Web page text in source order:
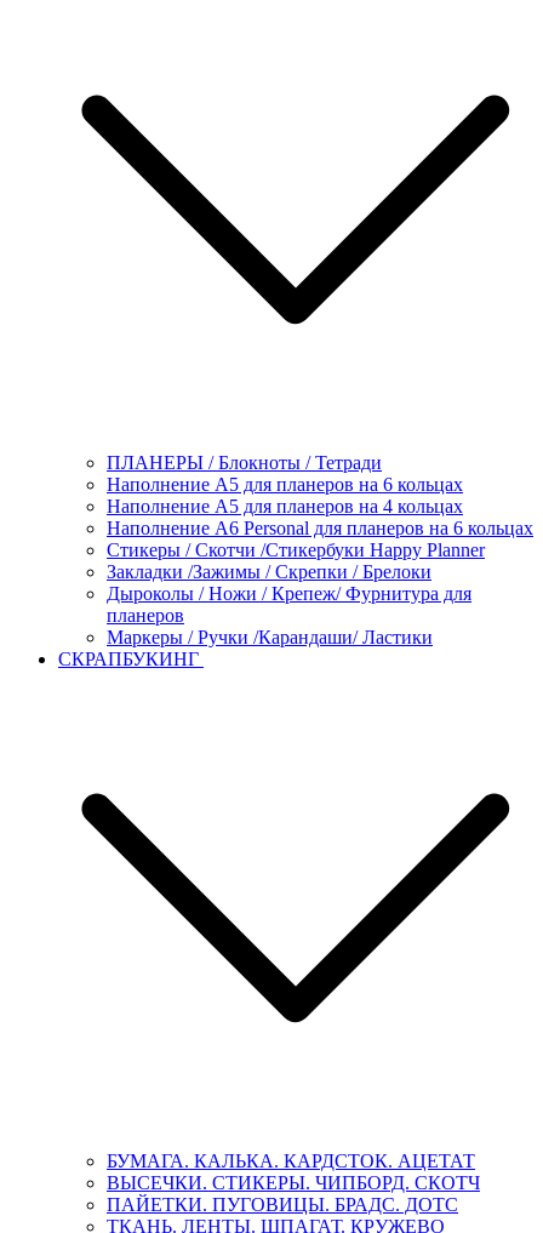
ПЛАНЕРЫ / Блокноты / Тетради
Наполнение А5 для планеров на 6 кольцах
Наполнение А5 для планеров на 4 кольцах
Наполнение А6 Personal для планеров на 6 кольцах
Стикеры / Скотчи /Стикербуки Happy Planner
Закладки /Зажимы / Скрепки / Брелоки
Дыроколы / Ножи / Крепеж/ Фурнитура для
планеров
Маркеры / Ручки /Карандаши/ Ластики
СКРАПБУКИНГ
БУМАГА. КАЛЬКА. КАРДСТОК. АЦЕТАТ
ВЫСЕЧКИ. СТИКЕРЫ. ЧИПБОРД. СКОТЧ
ПАЙЕТКИ. ПУГОВИЦЫ. БРАДС. ДОТС
ТКАНЬ. ЛЕНТЫ. ШПАГАТ. КРУЖЕВО